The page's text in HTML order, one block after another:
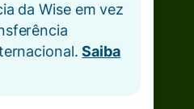
da Wise em vez
Saiba